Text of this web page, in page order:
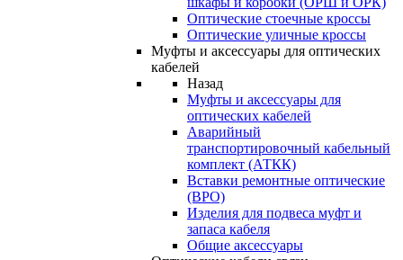
Оптические стоечные кроссы
Оптические уличные кроссы
Муфты и аксессуары для оптических
кабелей
Назад
Муфты и аксессуары для
оптических кабелей
Аварийный
транспортировочный кабельный
комплект (АТКК)
Вставки ремонтные оптические
(ВРО)
Изделия для подвеса муфт и
запаса кабеля
Общие аксессуары